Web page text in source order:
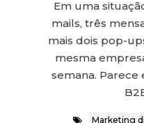
Em uma
mails, três
mais dois pop-
mesma
semana. Parece
Marketing